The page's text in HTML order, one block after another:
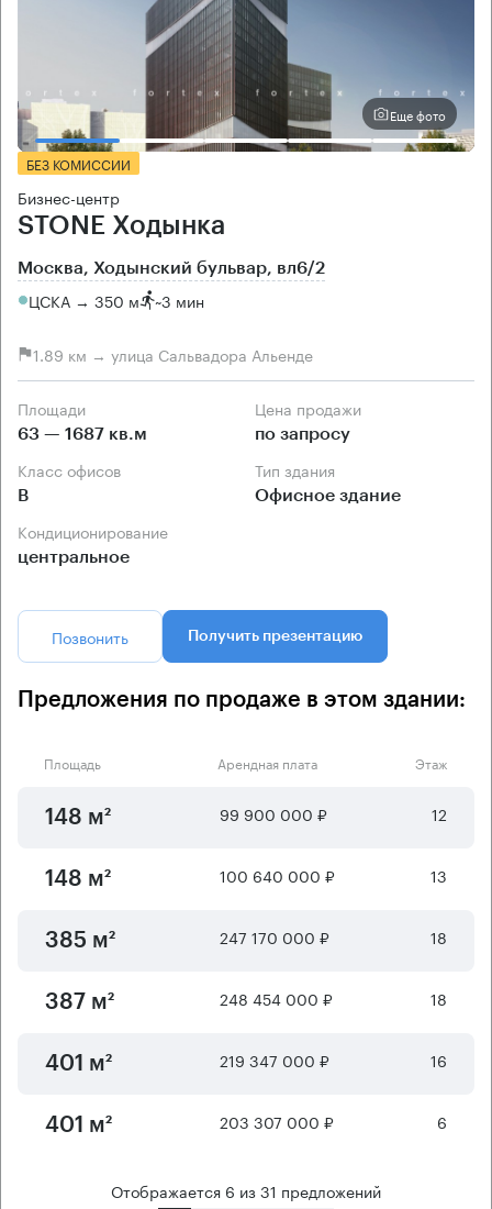
Еще фото
БЕЗ КОМИССИИ
Бизнес-центр
STONE Ходынка
Москва, Ходынский бульвар, вл6/2
ЦСКА → 350 м ~3 мин
1.89 км → улица Сальвадора Альенде
Площади
63 — 1687 кв.м
Цена продажи
по запросу
Класс офисов
B
Тип здания
Офисное здание
Кондиционирование
центральное
Позвонить Получить презентацию
Предложения по продаже в этом здании:
Площадь Арендная плата Этаж
148 м² 99 900 000 ₽ 12
148 м² 100 640 000 ₽ 13
385 м² 247 170 000 ₽ 18
387 м² 248 454 000 ₽ 18
401 м² 219 347 000 ₽ 16
401 м² 203 307 000 ₽ 6
Отображается 6 из31 предложений